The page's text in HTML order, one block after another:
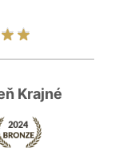
Krajné